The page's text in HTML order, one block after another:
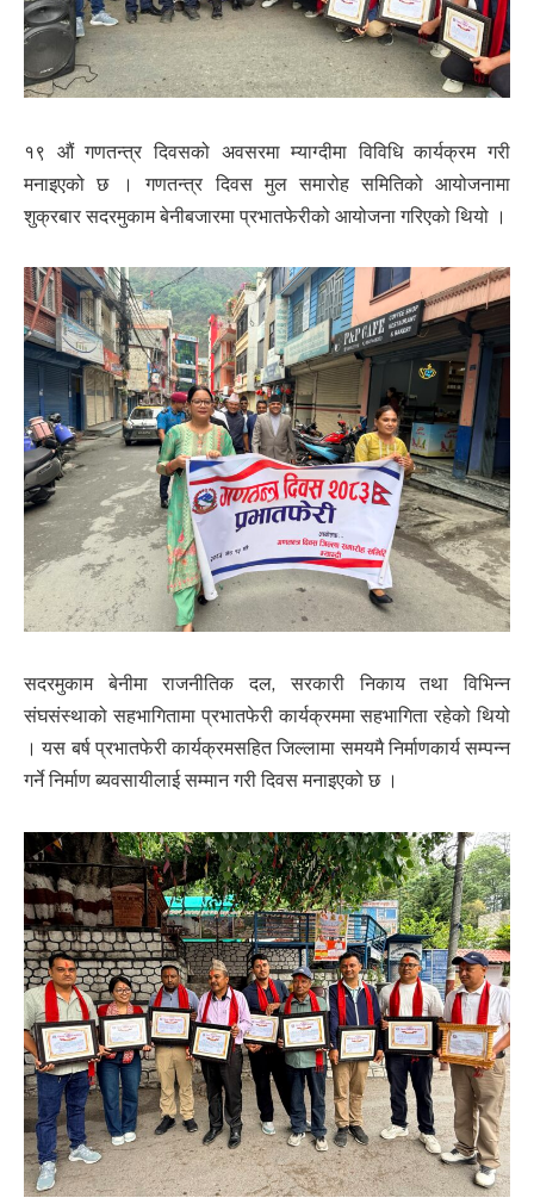
१९ औं गणतन्त्र दिवसको अवसरमा म्याग्दीमा विविधि कार्यक्रम गरी
मनाइएको छ । गणतन्त्र दिवस मुल समारोह समितिको आयोजनामा
शुक्रबार सदरमुकाम बेनीबजारमा प्रभातफेरीको आयोजना गरिएको थियो ।
सदरमुकाम बेनीमा राजनीतिक दल, सरकारी निकाय तथा विभिन्न
संघसंस्थाको सहभागितामा प्रभातफेरी कार्यक्रममा सहभागिता रहेको थियो
। यस बर्ष प्रभातफेरी कार्यक्रमसहित जिल्लामा समयमै निर्माणकार्य सम्पन्न
गर्ने निर्माण ब्यवसायीलाई सम्मान गरी दिवस मनाइएको छ ।